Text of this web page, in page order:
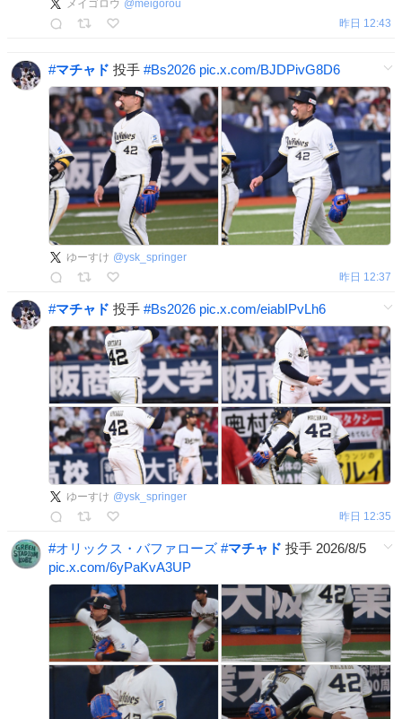
メイゴロウ @meigorou
昨日 12:43
#マチャド 投手 #Bs2026 pic.x.com/BJDPivG8D6
ゆーすけ @ysk_springer
昨日 12:37
#マチャド 投手 #Bs2026 pic.x.com/eiabIPvLh6
ゆーすけ @ysk_springer
昨日 12:35
#オリックス・バファローズ #マチャド 投手 2026/8/5
pic.x.com/6yPaKvA3UP